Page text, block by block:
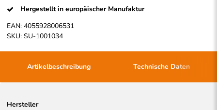
Hergestellt in europäischer Manufaktur
EAN: 4055928006531
SKU: SU-1001034
Artikelbeschreibung Technische Daten
Hersteller